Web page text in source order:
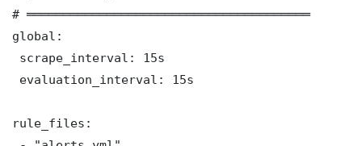
# ═══════════════════════════════════════
global:
scrape_interval: 15s
evaluation_interval: 15s
rule_files: